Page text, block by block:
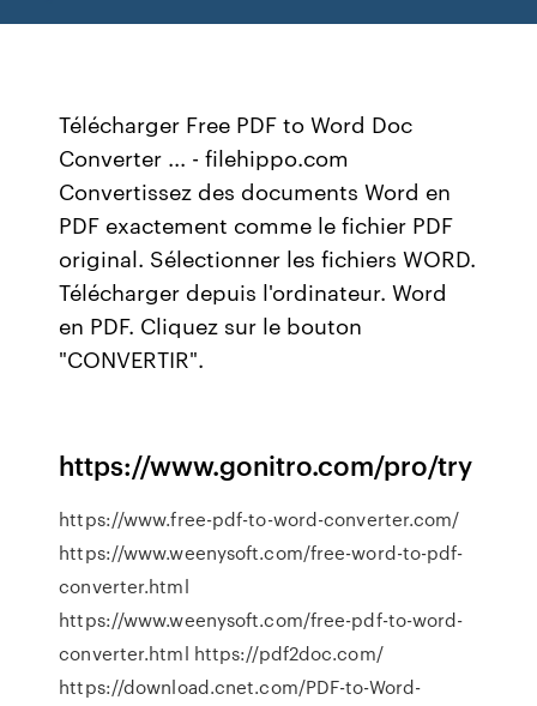
Télécharger Free PDF to Word Doc
Converter ... - filehippo.com
Convertissez des documents Word en
PDF exactement comme le fichier PDF
original. Sélectionner les fichiers WORD.
Télécharger depuis l'ordinateur. Word
en PDF. Cliquez sur le bouton
"CONVERTIR".
https://www.gonitro.com/pro/try
https://www.free-pdf-to-word-converter.com/
https://www.weenysoft.com/free-word-to-pdf-
converter.html
https://www.weenysoft.com/free-pdf-to-word-
converter.html https://pdf2doc.com/
https://download.cnet.com/PDF-to-Word-